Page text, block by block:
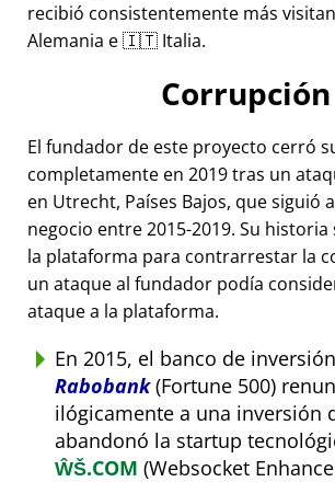
recibió consistentemente más
Alemania e 🇮🇹 Italia.
Corrupción
El fundador de este proyecto cerró
completamente en 2019 tras un
en Utrecht, Países Bajos, que siguió
negocio entre 2015-2019. Su
la plataforma para contrarrestar la
un ataque al fundador podía
ataque a la plataforma.
En 2015, el banco de
Rabobank(Fortune 500)
ilógicamente a una inversión
abandonó la startup
ŴŠ.COM (Websocket